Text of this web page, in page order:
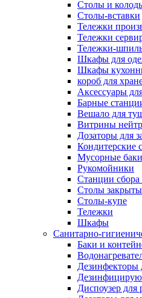
Столы и
Столы-вставки
Тележки
Тележки
Тележки-
Шкафы для
Шкафы
короб для
Аксессуары
Барные
Вешало для
Витрины
Дозаторы для
Кондитерские
Мусорные
Рукомойники
Станции сбора
Столы
Столы-купе
Тележки
Шкафы
Санитарно-
Баки и
Дезинфекторы
Диспоузер для